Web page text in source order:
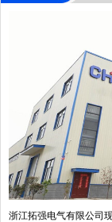
浙江拓强电气有限公司